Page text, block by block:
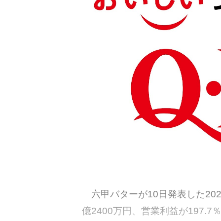
六甲バターが10日発表した
億2400万円、営業利益が197.7